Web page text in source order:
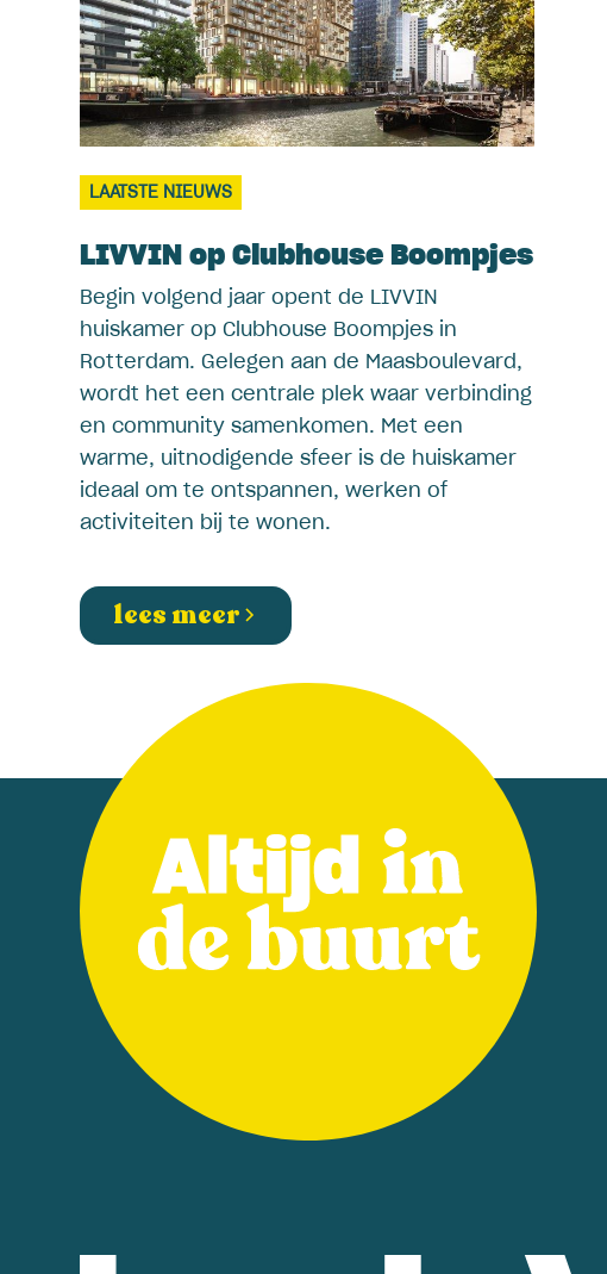
LAATSTE NIEUWS
LIVVIN op Clubhouse Boompjes
Begin volgend jaar opent de LIVVIN
huiskamer op Clubhouse Boompjes in
Rotterdam. Gelegen aan de Maasboulevard,
wordt het een centrale plek waar verbinding
en community samenkomen. Met een
warme, uitnodigende sfeer is de huiskamer
ideaal om te ontspannen, werken of
activiteiten bij te wonen.
lees meer